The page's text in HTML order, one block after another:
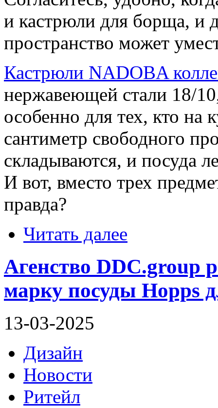
и кастрюли для борща, и
пространство может
Кастрюли NADOBA
нержавеющей стали 18/
особенно для тех, кто на
сантиметр свободного
складываются, и посуда
И вот, вместо трех
правда?
Читать далее
Агенство DDC.group
марку посуды Hopps
13-03-2025
Дизайн
Новости
Ритейл